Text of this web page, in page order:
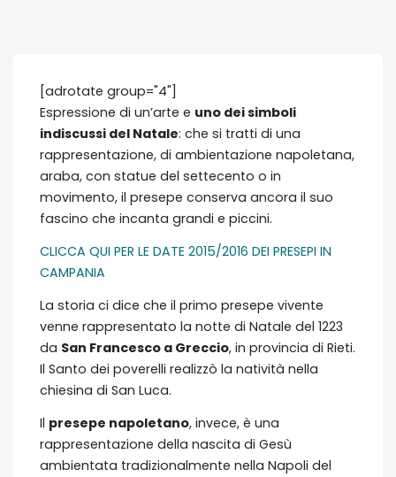
[adrotate group="4"]
Espressione di un’arte e uno dei simboli
indiscussi del Natale: che si tratti di una
rappresentazione, di ambientazione napoletana,
araba, con statue del settecento o in
movimento, il presepe conserva ancora il suo
fascino che incanta grandi e piccini.
CLICCA QUI PER LE DATE 2015/2016 DEI PRESEPI IN
CAMPANIA
La storia ci dice che il primo presepe vivente
venne rappresentato la notte di Natale del 1223
da San Francesco a Greccio, in provincia di Rieti.
Il Santo dei poverelli realizzò la natività nella
chiesina di San Luca.
Il presepe napoletano, invece, è una
rappresentazione della nascita di Gesù
ambientata tradizionalmente nella Napoli del